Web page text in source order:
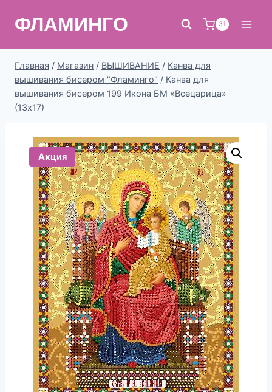
ФЛАМИНГО 31
Главная / Магазин / ВЫШИВАНИЕ / Канва для
вышивания бисером "Фламинго" / Канва для
вышивания бисером 199 Икона БМ «Всецарица»
(13х17)
Акция